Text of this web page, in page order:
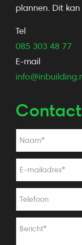
plannen. Dit
Tel
085 303 48 77
E-mail
Contact
Naam*
E-mailadres*
Telefoon
Bericht*